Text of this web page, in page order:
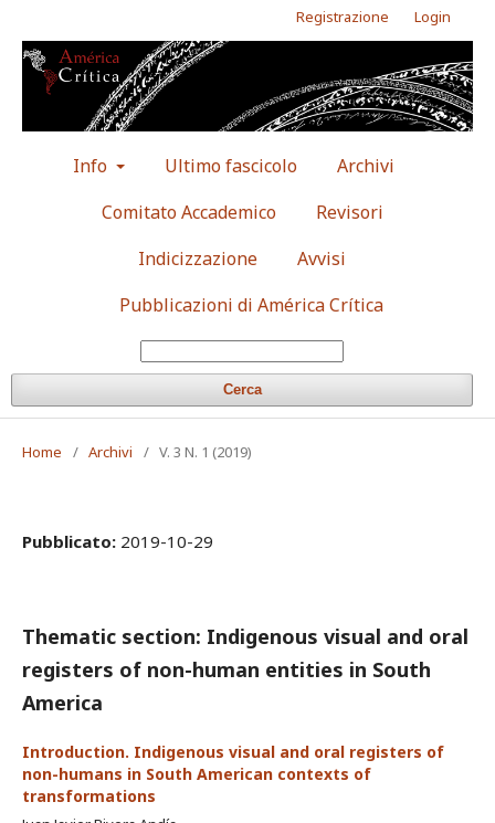
Info Ultimo fascicolo
Archivi
Comitato Accademico
Revisori
Indicizzazione
Avvisi
Pubblicazioni di América Crítica
Cerca
Registrazione Login
Home / Archivi / V. 3 N. 1 (2019)
Pubblicato: 2019-10-29
Thematic section: Indigenous visual and oral
registers of non-human entities in South
America
Introduction. Indigenous visual and oral registers of
non-humans in South American contexts of
transformations